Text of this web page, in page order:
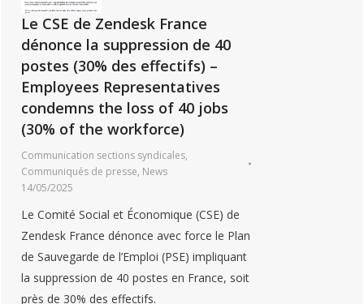
Le CSE de Zendesk France
dénonce la suppression de 40
postes (30% des effectifs) –
Employees Representatives
condemns the loss of 40 jobs
(30% of the workforce)
Communication sections syndicales,
Communiqués de presse, News
14/05/2025
Le Comité Social et Économique (CSE) de
Zendesk France dénonce avec force le Plan
de Sauvegarde de l’Emploi (PSE) impliquant
la suppression de 40 postes en France, soit
près de 30% des effectifs.